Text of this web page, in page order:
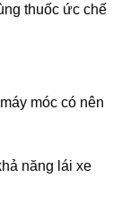
thuốc ức chế
móc có nên
năng lái xe